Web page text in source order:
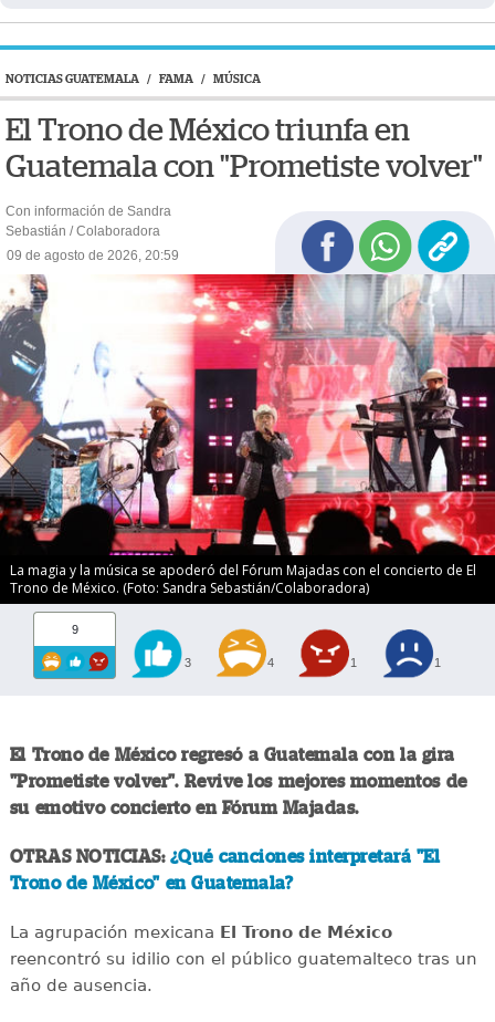
NOTICIAS GUATEMALA / FAMA / MÚSICA
El Trono de México triunfa en
Guatemala con "Prometiste volver"
Con información de Sandra
Sebastián / Colaboradora
09 de agosto de 2026, 20:59
La magia y la música se apoderó del Fórum Majadas con el concierto de El
Trono de México. (Foto: Sandra Sebastián/Colaboradora)
9
3 4 1 1
El Trono de México regresó a Guatemala con la gira
"Prometiste volver". Revive los mejores momentos de
su emotivo concierto en Fórum Majadas.
OTRAS NOTICIAS: ¿Qué canciones interpretará "El
Trono de México" en Guatemala?
La agrupación mexicana El Trono de México
reencontró su idilio con el público guatemalteco tras un
año de ausencia.